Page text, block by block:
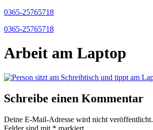
0365-25765718
0365-25765718
Arbeit am Laptop
Schreibe einen Kommentar
Deine E-Mail-Adresse wird nicht veröffentlicht.
Felder sind mit * markiert